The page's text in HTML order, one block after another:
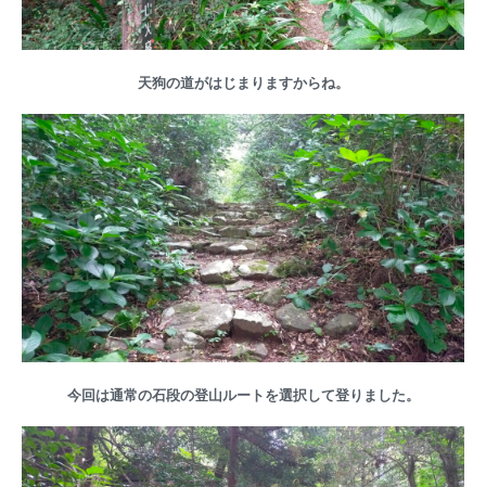
天狗の道がはじまりますからね。
今回は通常の石段の登山ルートを選択して登りました。